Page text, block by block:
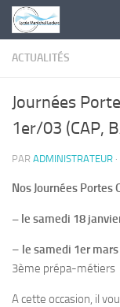
Skip to content
ACTUALITÉS
Journées
1er/03 (CAP,
PAR ADMINISTRATEUR
Nos Journées Portes
– le samedi 18
– le samedi 1er
3ème prépa-métiers
A cette occasion, il